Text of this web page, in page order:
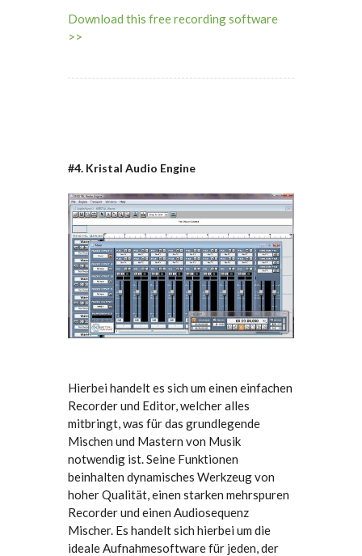
Download this free recording software
>>
#4. Kristal Audio Engine
Hierbei handelt es sich um einen einfachen
Recorder und Editor, welcher alles
mitbringt, was für das grundlegende
Mischen und Mastern von Musik
notwendig ist. Seine Funktionen
beinhalten dynamisches Werkzeug von
hoher Qualität, einen starken mehrspuren
Recorder und einen Audiosequenz
Mischer. Es handelt sich hierbei um die
ideale Aufnahmesoftware für jeden, der